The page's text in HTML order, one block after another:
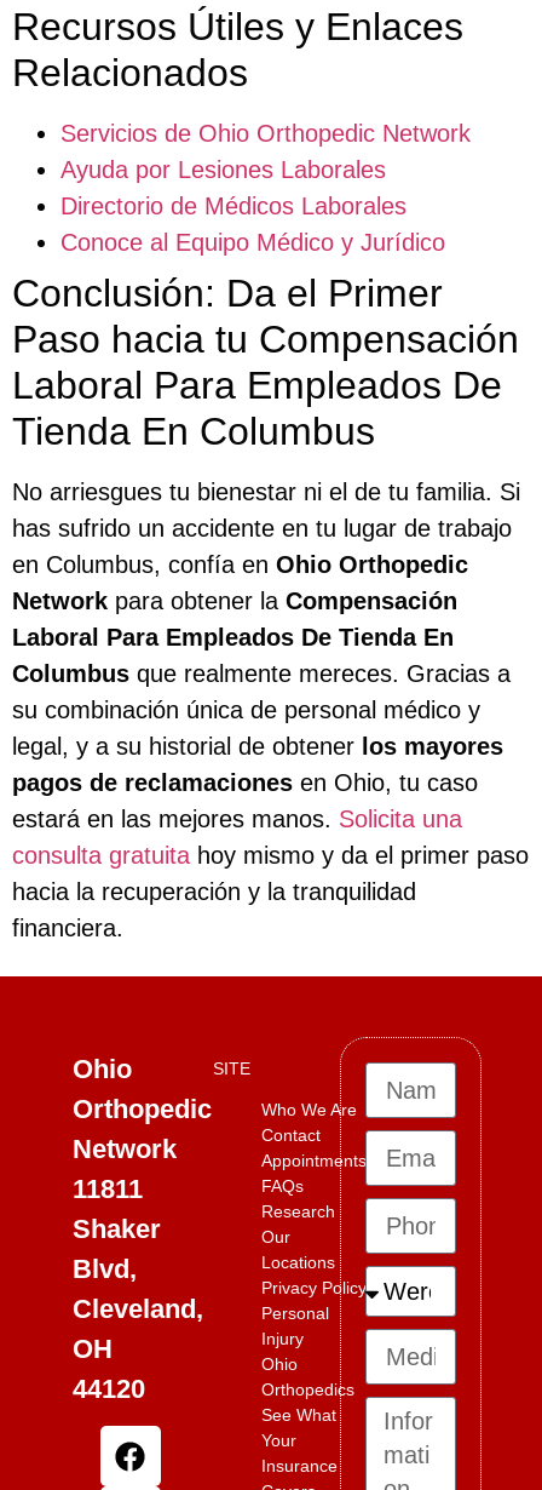
Recursos Útiles y Enlaces
Relacionados
Servicios de Ohio Orthopedic Network
Ayuda por Lesiones Laborales
Directorio de Médicos Laborales
Conoce al Equipo Médico y Jurídico
Conclusión: Da el Primer
Paso hacia tu Compensación
Laboral Para Empleados De
Tienda En Columbus
No arriesgues tu bienestar ni el de tu familia. Si
has sufrido un accidente en tu lugar de trabajo
en Columbus, confía en Ohio Orthopedic
Network para obtener la Compensación
Laboral Para Empleados De Tienda En
Columbus que realmente mereces. Gracias a
su combinación única de personal médico y
legal, y a su historial de obtener los mayores
pagos de reclamaciones en Ohio, tu caso
estará en las mejores manos. Solicita una
consulta gratuita hoy mismo y da el primer paso
hacia la recuperación y la tranquilidad
financiera.
Ohio
Orthopedic
Network
11811
Shaker
Blvd,
Cleveland,
OH
44120
SITE
Who We Are
Contact
Appointments
FAQs
Research
Our
Locations
Privacy Policy
Personal
Injury
Ohio
Orthopedics
See What
Your
Insurance